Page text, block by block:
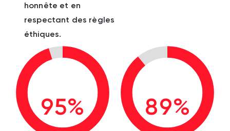
honnête et en
respectant des règles
éthiques.
95% 89%